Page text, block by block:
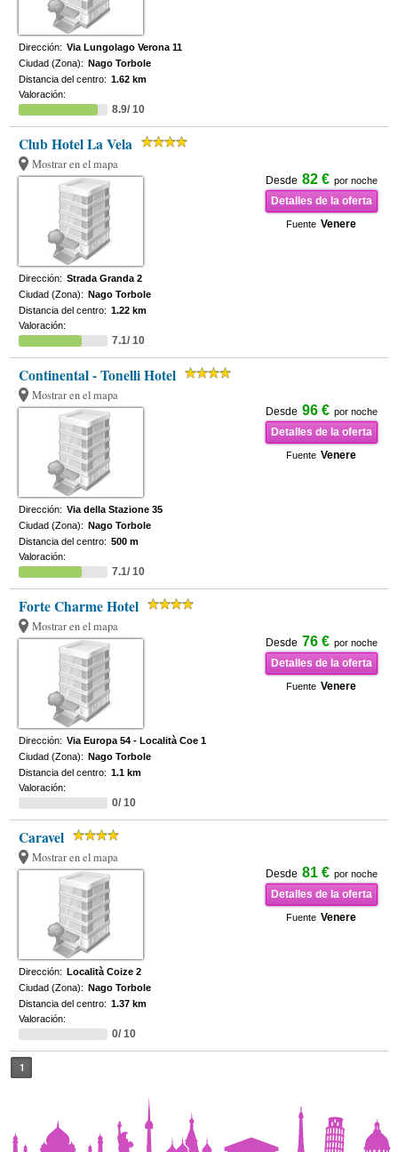
Dirección: Via Lungolago Verona 11
Ciudad (Zona): Nago Torbole
Distancia del centro: 1.62 km
Valoración:
8.9/ 10
Club Hotel La Vela
Mostrar en el mapa
Desde 82 € por noche
Detalles de la oferta
Fuente Venere
Dirección: Strada Granda 2
Ciudad (Zona): Nago Torbole
Distancia del centro: 1.22 km
Valoración:
7.1/ 10
Continental - Tonelli Hotel
Mostrar en el mapa
Desde 96 € por noche
Detalles de la oferta
Fuente Venere
Dirección: Via della Stazione 35
Ciudad (Zona): Nago Torbole
Distancia del centro: 500 m
Valoración:
7.1/ 10
Forte Charme Hotel
Mostrar en el mapa
Desde 76 € por noche
Detalles de la oferta
Fuente Venere
Dirección: Via Europa 54 - Località Coe 1
Ciudad (Zona): Nago Torbole
Distancia del centro: 1.1 km
Valoración:
0/ 10
Caravel
Mostrar en el mapa
Desde 81 € por noche
Detalles de la oferta
Fuente Venere
Dirección: Località Coize 2
Ciudad (Zona): Nago Torbole
Distancia del centro: 1.37 km
Valoración:
0/ 10
1